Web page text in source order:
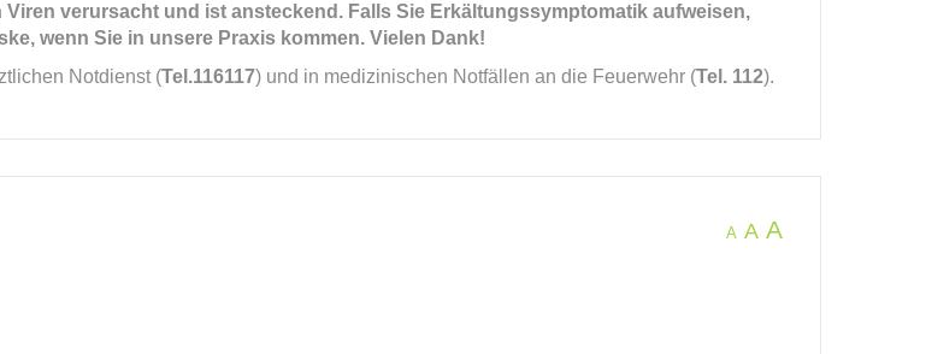
verursacht und ist ansteckend. Falls Sie Erkältungssymptomatik aufweisen,
wenn Sie in unsere Praxis kommen. Vielen Dank!
Notdienst (Tel.116117) und in medizinischen Notfällen an die Feuerwehr (Tel. 112).
A A A